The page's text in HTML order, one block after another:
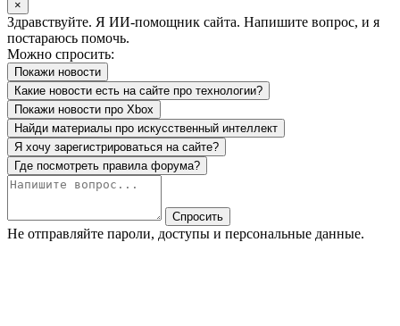
×
Здравствуйте. Я ИИ-помощник сайта. Напишите вопрос, и я
постараюсь помочь.
Можно спросить:
Покажи новости про Xbox
Какие новости есть на сайте про технологии?
Покажи новости про Xbox
Найди материалы про искусственный интеллект
Я хочу зарегистрироваться на сайте?
Где посмотреть правила форума?
Спросить
Не отправляйте пароли, доступы и персональные данные.